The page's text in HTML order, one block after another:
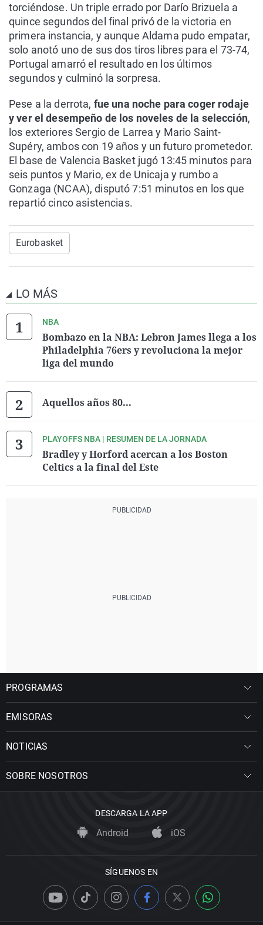
torciéndose. Un triple errado por Darío Brizuela a
quince segundos del final privó de la victoria en
primera instancia, y aunque Aldama pudo empatar,
solo anotó uno de sus dos tiros libres para el 73-74,
Portugal amarró el resultado en los últimos
segundos y culminó la sorpresa.
Pese a la derrota, fue una noche para coger rodaje
y ver el desempeño de los noveles de la selección,
los exteriores Sergio de Larrea y Mario Saint-
Supéry, ambos con 19 años y un futuro prometedor.
El base de Valencia Basket jugó 13:45 minutos para
seis puntos y Mario, ex de Unicaja y rumbo a
Gonzaga (NCAA), disputó 7:51 minutos en los que
repartió cinco asistencias.
Eurobasket
LO MÁS
NBA
Bombazo en la NBA: Lebron James llega a los
Philadelphia 76ers y revoluciona la mejor
liga del mundo
Aquellos años 80...
PLAYOFFS NBA | RESUMEN DE LA JORNADA
Bradley y Horford acercan a los Boston
Celtics a la final del Este
PROGRAMAS
EMISORAS
NOTICIAS
SOBRE NOSOTROS
DESCARGA LA APP
Android iOS
SÍGUENOS EN